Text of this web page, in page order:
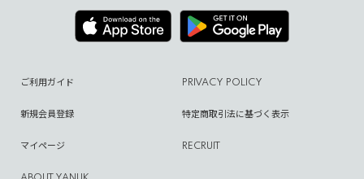
ご利用ガイド PRIVACY POLICY
新規会員登録 特定商取引法に基づく表示
マイページ RECRUIT